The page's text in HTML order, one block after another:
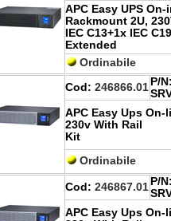
APC Easy UPS On-
Rackmount 2U,
IEC C13+1x IEC
Extended
Ordinabile
Cod: 246866.01 P/
APC Easy Ups
230v With Rail
Kit
Ordinabile
Cod: 246867.01 P/
APC Easy Ups